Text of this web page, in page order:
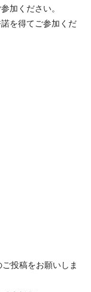
加ください。
を得てご参加くだ
投稿をお願いしま